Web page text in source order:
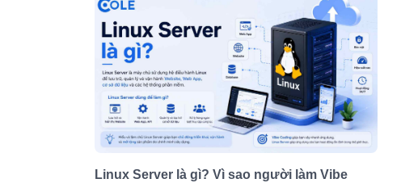
Linux Server là gì? Vì sao người làm Vibe